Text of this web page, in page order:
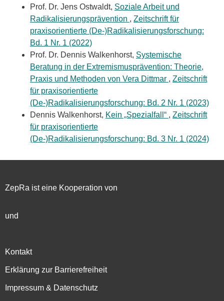
Prof. Dr. Jens Ostwaldt, Soziale Arbeit und
Radikalisierungsprävention , Zeitschrift für
praxisorientierte (De-)Radikalisierungsforschung:
Bd. 1 Nr. 1 (2022)
Prof. Dr. Dennis Walkenhorst, Systemische
Beratung in der Extremismusprävention: Theorie,
Praxis und Methoden von Vera Dittmar , Zeitschrift
für praxisorientierte
(De-)Radikalisierungsforschung: Bd. 2 Nr. 1 (2023)
Dennis Walkenhorst, Kein „Spezialfall“ , Zeitschrift
für praxisorientierte
(De-)Radikalisierungsforschung: Bd. 3 Nr. 1 (2024)
ZepRa ist eine Kooperation von
und
Kontakt
Erklärung zur Barrierefreiheit
Impressum & Datenschutz